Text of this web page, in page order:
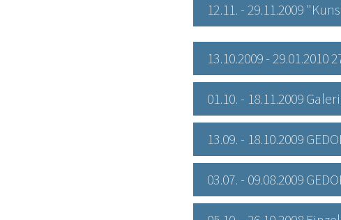
12.11. - 29.11.2009
13.10.2009 -
01.10. - 18.11.2009
13.09. - 18.10.2009
03.07. - 09.08.2009